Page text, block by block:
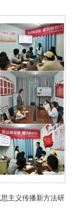
主义传播新方法研